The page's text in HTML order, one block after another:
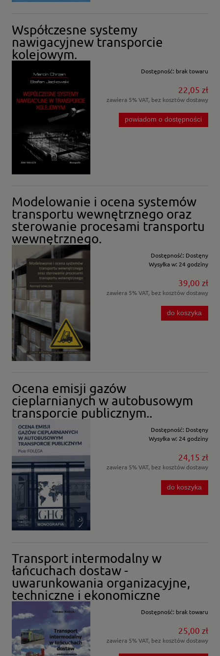
Współczesne systemy
nawigacyjnew transporcie
kolejowym.
Dostępność: brak towaru
22,05 zł
zawiera 5% VAT, bez kosztów dostawy
powiadom o dostępności
Modelowanie i ocena systemów
transportu wewnętrznego oraz
sterowanie procesami transportu
wewnętrznego.
Dostępność: Dostęny
Wysyłka w: 24 godziny
39,00 zł
zawiera 5% VAT, bez kosztów dostawy
do koszyka
Ocena emisji gazów
cieplarnianych w autobusowym
transporcie publicznym..
Dostępność: Dostęny
Wysyłka w: 24 godziny
24,15 zł
zawiera 5% VAT, bez kosztów dostawy
do koszyka
Transport intermodalny w
łańcuchach dostaw -
uwarunkowania organizacyjne,
techniczne i ekonomiczne
Dostępność: brak towaru
25,00 zł
zawiera 5% VAT, bez kosztów dostawy